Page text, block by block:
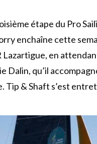
étape du Pro
enchaîne cette
Lazartigue, en
Dalin, qu’il
Tip & Shaft s’est